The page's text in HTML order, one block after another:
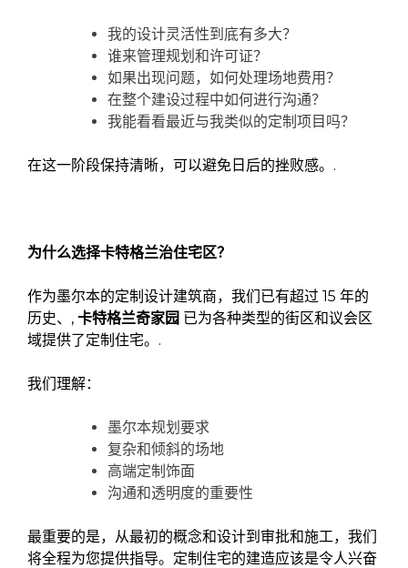
我的设计灵活性到底有多大？
谁来管理规划和许可证？
如果出现问题，如何处理场地费用？
在整个建设过程中如何进行沟通？
我能看看最近与我类似的定制项目吗？
在这一阶段保持清晰，可以避免日后的挫败感。.
为什么选择卡特格兰治住宅区？
作为墨尔本的定制设计建筑商，我们已有超过 15 年的
历史、, 卡特格兰奇家园 已为各种类型的街区和议会区
域提供了定制住宅。.
我们理解：
墨尔本规划要求
复杂和倾斜的场地
高端定制饰面
沟通和透明度的重要性
最重要的是，从最初的概念和设计到审批和施工，我们
将全程为您提供指导。定制住宅的建造应该是令人兴奋